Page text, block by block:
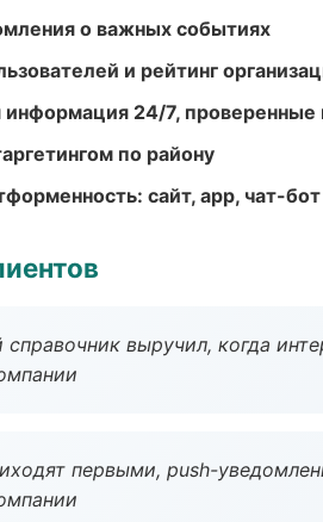
о важных событиях
и рейтинг
информация 24/7, проверенные
по району
сайт, app, чат-бот
выручил, когда
первыми, push-